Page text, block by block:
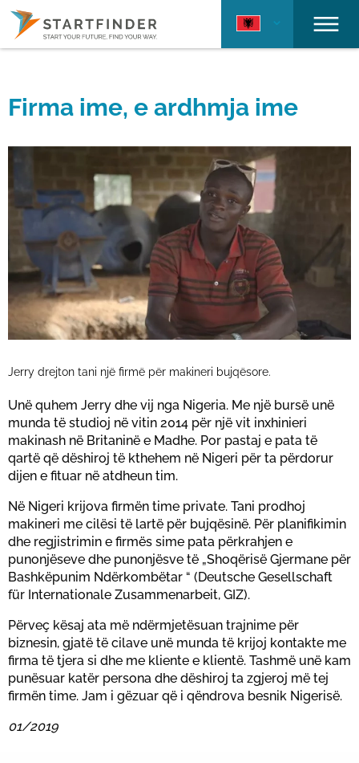
Firma ime, e ardhmja ime
Jerry drejton tani një firmë për makineri bujqësore.
Unë quhem Jerry dhe vij nga Nigeria. Me një bursë unë
munda të studioj në vitin 2014 për një vit inxhinieri
makinash në Britaninë e Madhe. Por pastaj e pata të
qartë që dëshiroj të kthehem në Nigeri për ta përdorur
dijen e fituar në atdheun tim.
Në Nigeri krijova firmën time private. Tani prodhoj
makineri me cilësi të lartë për bujqësinë. Për planifikimin
dhe regjistrimin e firmës sime pata përkrahjen e
punonjëseve dhe punonjësve të „Shoqërisë Gjermane për
Bashkëpunim Ndërkombëtar “ (Deutsche Gesellschaft
für Internationale Zusammenarbeit, GIZ).
Përveç kësaj ata më ndërmjetësuan trajnime për
biznesin, gjatë të cilave unë munda të krijoj kontakte me
firma të tjera si dhe me kliente e klientë. Tashmë unë kam
punësuar katër persona dhe dëshiroj ta zgjeroj më tej
firmën time. Jam i gëzuar që i qëndrova besnik Nigerisë.
01/2019